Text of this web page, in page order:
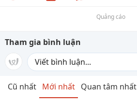
Quảng cáo
Tham gia bình luận
Cũ nhất Mới nhất Quan tâm nhất